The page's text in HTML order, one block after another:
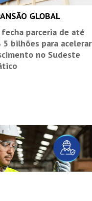
GLOBAL
fecha parceria de até
5 bilhões para acelerar
no Sudeste